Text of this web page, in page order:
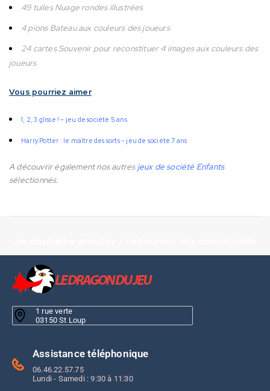
49 tuiles Nuage rondes illustrées
4 pions Bateau aux couleurs des joueurs
24 cartes Souvenir pour reconstituer 4 images aux couleurs des
joueurs
Vous pourriez aimer
1, 2, 3 glisse ! – jeu de société 5 ans
Harry Potter : le maître des sorts – jeu de société 7 ans
A découvrir également nos autresjeux de société Enfants
sélectionnés.
1 rue verte
03150 St Loup
Assistance téléphonique
06.46.22.57.75
Lundi - Samedi : 9:30 à 11:30